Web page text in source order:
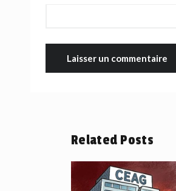
Related Posts